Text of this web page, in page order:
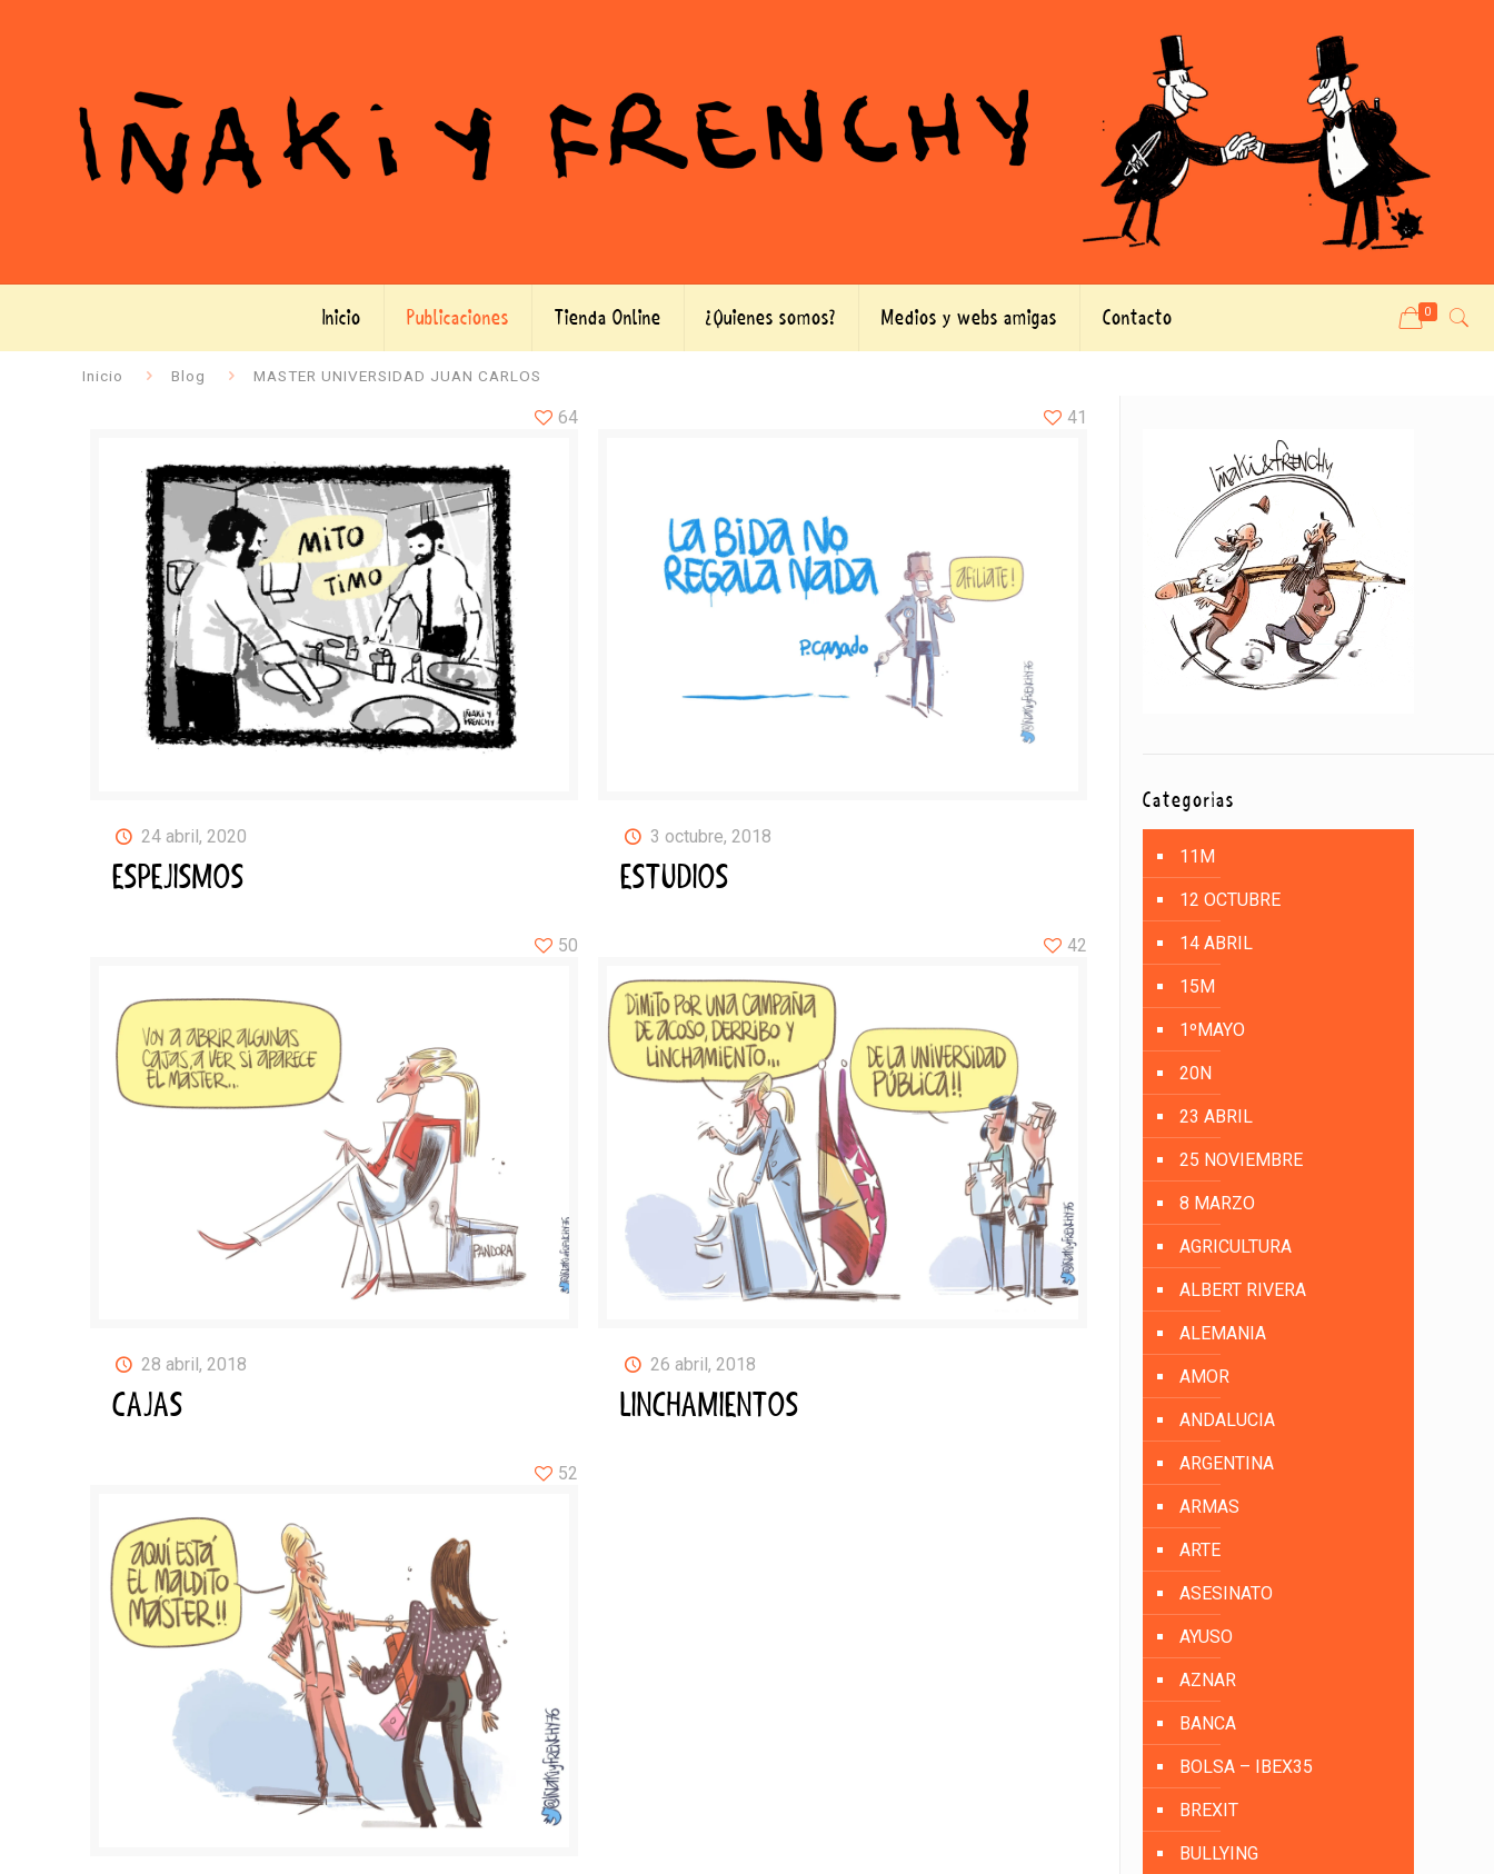
Inicio Publicaciones Tienda Online ¿Quienes somos? Medios y webs amigas Contacto 0
Inicio Blog MASTER UNIVERSIDAD JUAN CARLOS
24 abril, 2020
ESPEJISMOS
64
3 octubre, 2018
ESTUDIOS
41
28 abril, 2018
CAJAS
50
26 abril, 2018
LINCHAMIENTOS
42
52
Categorías
11M
12 OCTUBRE
14 ABRIL
15M
1ºMAYO
20N
23 ABRIL
25 NOVIEMBRE
8 MARZO
AGRICULTURA
ALBERT RIVERA
ALEMANIA
AMOR
ANDALUCIA
ARGENTINA
ARMAS
ARTE
ASESINATO
AYUSO
AZNAR
BANCA
BOLSA – IBEX35
BREXIT
BULLYING